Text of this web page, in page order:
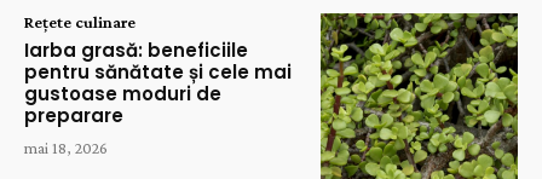
Rețete culinare
Iarba grasă: beneficiile
pentru sănătate și cele mai
gustoase moduri de
preparare
mai 18, 2026